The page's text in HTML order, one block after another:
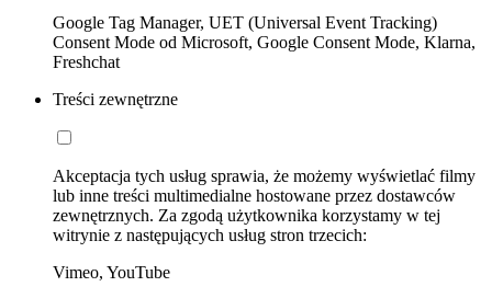
Google Tag Manager, UET (Universal Event Tracking)
Consent Mode od Microsoft, Google Consent Mode, Klarna,
Freshchat
Treści zewnętrzne
Akceptacja tych usług sprawia, że możemy wyświetlać filmy
lub inne treści multimedialne hostowane przez dostawców
zewnętrznych. Za zgodą użytkownika korzystamy w tej
witrynie z następujących usług stron trzecich:
Vimeo, YouTube